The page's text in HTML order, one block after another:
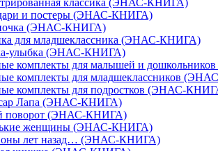
классика (ЭНАС-КНИГА)
и постеры (ЭНАС-КНИГА)
(ЭНАС-КНИГА)
для младшеклассника (ЭНАС-КНИГА)
улыбка (ЭНАС-КНИГА)
комплекты для малышей и
комплекты для младшеклассников
комплекты для подростков (ЭНАС-
Лапа (ЭНАС-КНИГА)
поворот (ЭНАС-КНИГА)
женщины (ЭНАС-КНИГА)
лет назад… (ЭНАС-КНИГА)